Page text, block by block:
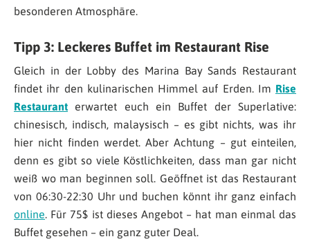
besonderen Atmosphäre.
Tipp 3: Leckeres Buffet im Restaurant Rise
Gleich in der Lobby des Marina Bay Sands Restaurant
findet ihr den kulinarischen Himmel auf Erden. Im Rise
Restaurant erwartet euch ein Buffet der Superlative:
chinesisch, indisch, malaysisch – es gibt nichts, was ihr
hier nicht finden werdet. Aber Achtung – gut einteilen,
denn es gibt so viele Köstlichkeiten, dass man gar nicht
weiß wo man beginnen soll. Geöffnet ist das Restaurant
von 06:30-22:30 Uhr und buchen könnt ihr ganz einfach
online. Für 75$ ist dieses Angebot – hat man einmal das
Buffet gesehen – ein ganz guter Deal.